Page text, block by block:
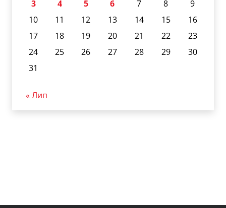
3
4 5 6 7 8
9
10
11 12 13 14 15
16
17
18 19 20 21 22
23
24
25 26 27 28 29
30
31
« Лип